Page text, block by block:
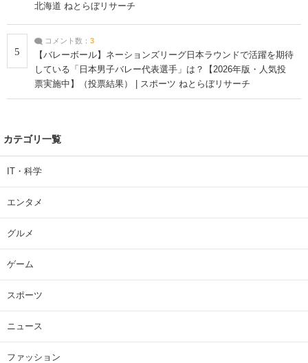
北海道 ねとらぼリサーチ
5
コメント数： 3
【バレーボール】ネーションズリーグ日本ラウンドで活躍を期待
している「日本男子バレー代表選手」は？【2026年版・人気投
票実施中】（投票結果） | スポーツ ねとらぼリサーチ
カテゴリ一覧
IT・科学
エンタメ
グルメ
ゲーム
スポーツ
ニュース
ファッション